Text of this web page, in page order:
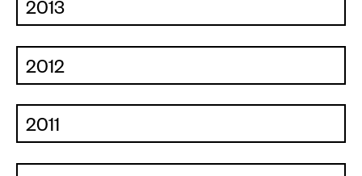
2013
2012
2011